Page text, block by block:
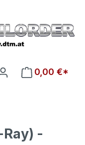
0 Produkte auf
0,00 €*
Ray) -